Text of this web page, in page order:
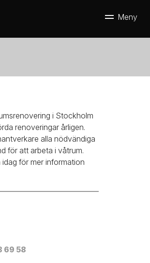
i Stockholm
renoveringar årligen.
alla nödvändiga
för att arbeta i våtrum.
för mer information
69 58